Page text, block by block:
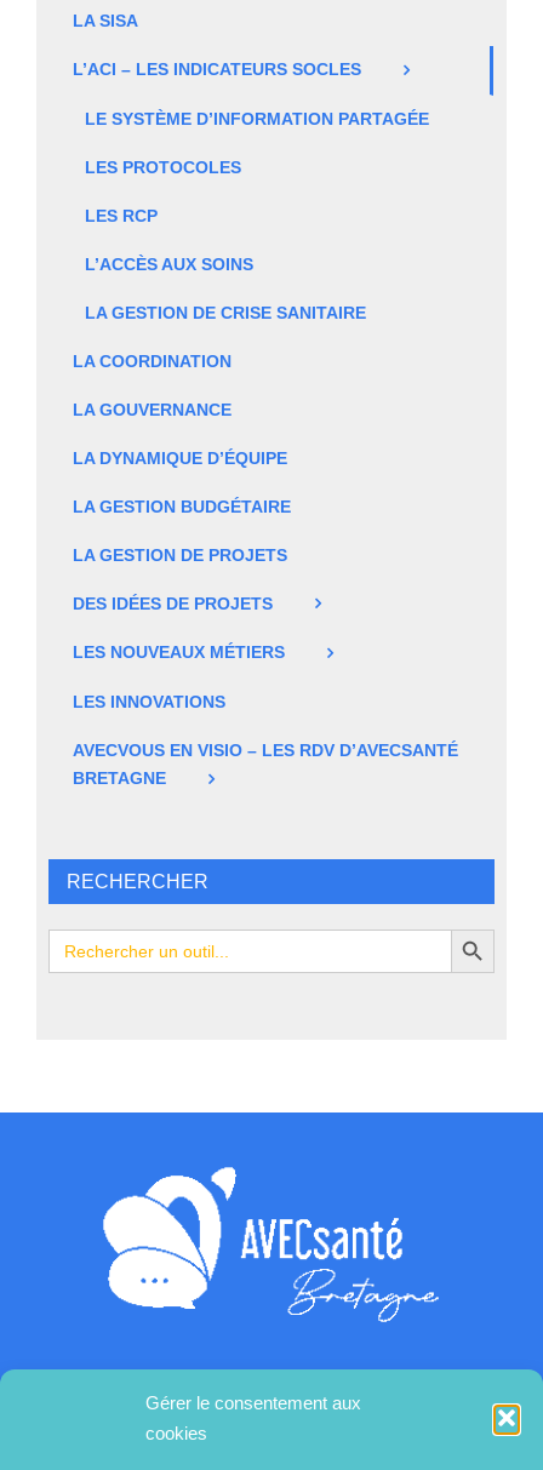
Gérer le consentement aux
cookies
LA SISA
L’ACI – LES INDICATEURS SOCLES
LE SYSTÈME D’INFORMATION PARTAGÉE
LES PROTOCOLES
LES RCP
L’ACCÈS AUX SOINS
LA GESTION DE CRISE SANITAIRE
LA COORDINATION
LA GOUVERNANCE
LA DYNAMIQUE D’ÉQUIPE
LA GESTION BUDGÉTAIRE
LA GESTION DE PROJETS
DES IDÉES DE PROJETS
LES NOUVEAUX MÉTIERS
LES INNOVATIONS
AVECVOUS EN VISIO – LES RDV D’AVECSANTÉ
BRETAGNE
RECHERCHER
Search
for:
Search Button
Contactez-nous